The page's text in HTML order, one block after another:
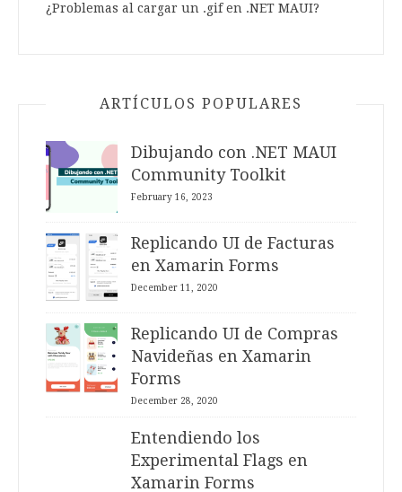
¿Problemas al cargar un .gif en .NET MAUI?
ARTÍCULOS POPULARES
Dibujando con .NET MAUI
Community Toolkit
February 16, 2023
Replicando UI de Facturas
en Xamarin Forms
December 11, 2020
Replicando UI de Compras
Navideñas en Xamarin
Forms
December 28, 2020
Entendiendo los
Experimental Flags en
Xamarin Forms